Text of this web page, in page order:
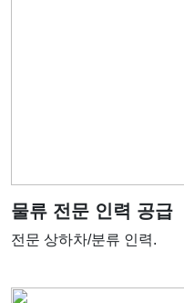
물류 전문 인력 공급
전문 상하차/분류 인력.